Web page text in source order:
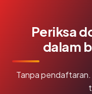
Periksa
dalam
Tanpa